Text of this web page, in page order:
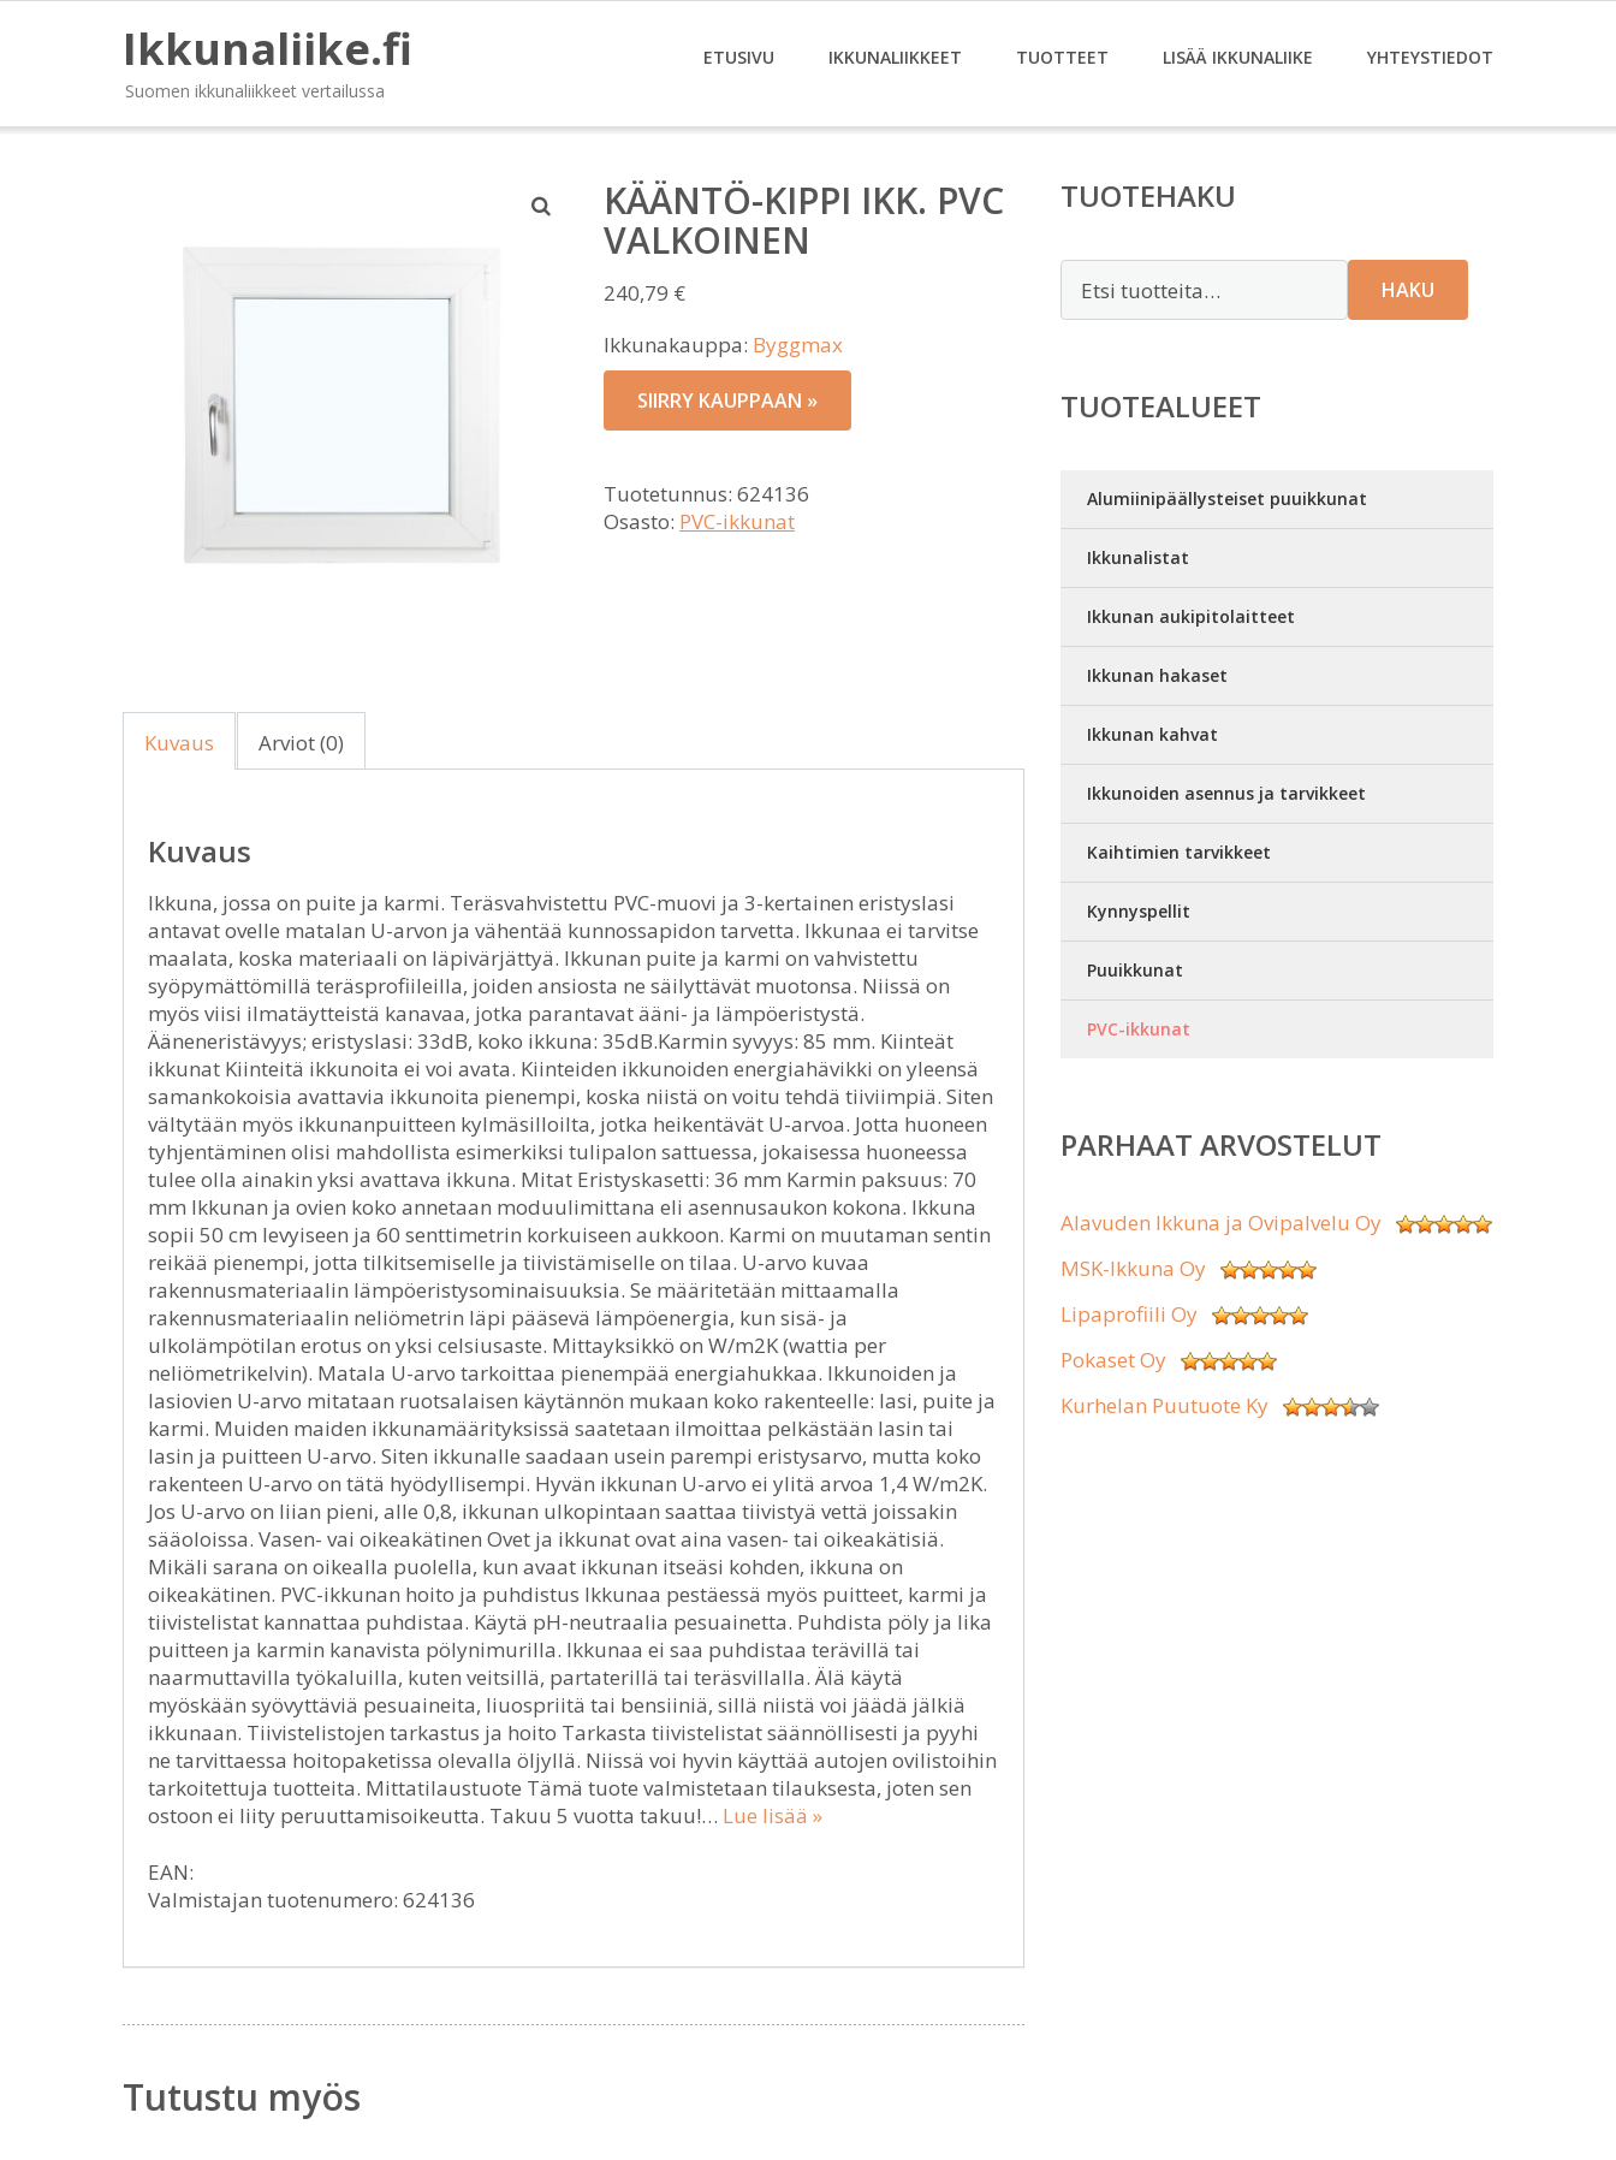
Ikkunaliike.fi
Suomen ikkunaliikkeet vertailussa
ETUSIVU IKKUNALIIKKEET TUOTTEET LISÄÄ IKKUNALIIKE YHTEYSTIEDOT
KÄÄNTÖ-KIPPI IKK. PVC
VALKOINEN
240,79 €
Ikkunakauppa: Byggmax
SIIRRY KAUPPAAN »
Tuotetunnus: 624136
Osasto: PVC-ikkunat
Kuvaus Arviot (0)
Kuvaus
Ikkuna, jossa on puite ja karmi. Teräsvahvistettu PVC-muovi ja 3-kertainen eristyslasi
antavat ovelle matalan U-arvon ja vähentää kunnossapidon tarvetta. Ikkunaa ei tarvitse
maalata, koska materiaali on läpivärjättyä. Ikkunan puite ja karmi on vahvistettu
syöpymättömillä teräsprofiileilla, joiden ansiosta ne säilyttävät muotonsa. Niissä on
myös viisi ilmatäytteistä kanavaa, jotka parantavat ääni- ja lämpöeristystä.
Ääneneristävyys; eristyslasi: 33dB, koko ikkuna: 35dB.Karmin syvyys: 85 mm. Kiinteät
ikkunat Kiinteitä ikkunoita ei voi avata. Kiinteiden ikkunoiden energiahävikki on yleensä
samankokoisia avattavia ikkunoita pienempi, koska niistä on voitu tehdä tiiviimpiä. Siten
vältytään myös ikkunanpuitteen kylmäsilloilta, jotka heikentävät U-arvoa. Jotta huoneen
tyhjentäminen olisi mahdollista esimerkiksi tulipalon sattuessa, jokaisessa huoneessa
tulee olla ainakin yksi avattava ikkuna. Mitat Eristyskasetti: 36 mm Karmin paksuus: 70
mm Ikkunan ja ovien koko annetaan moduulimittana eli asennusaukon kokona. Ikkuna
sopii 50 cm levyiseen ja 60 senttimetrin korkuiseen aukkoon. Karmi on muutaman sentin
reikää pienempi, jotta tilkitsemiselle ja tiivistämiselle on tilaa. U-arvo kuvaa
rakennusmateriaalin lämpöeristysominaisuuksia. Se määritetään mittaamalla
rakennusmateriaalin neliömetrin läpi pääsevä lämpöenergia, kun sisä- ja
ulkolämpötilan erotus on yksi celsiusaste. Mittayksikkö on W/m2K (wattia per
neliömetrikelvin). Matala U-arvo tarkoittaa pienempää energiahukkaa. Ikkunoiden ja
lasiovien U-arvo mitataan ruotsalaisen käytännön mukaan koko rakenteelle: lasi, puite ja
karmi. Muiden maiden ikkunamäärityksissä saatetaan ilmoittaa pelkästään lasin tai
lasin ja puitteen U-arvo. Siten ikkunalle saadaan usein parempi eristysarvo, mutta koko
rakenteen U-arvo on tätä hyödyllisempi. Hyvän ikkunan U-arvo ei ylitä arvoa 1,4 W/m2K.
Jos U-arvo on liian pieni, alle 0,8, ikkunan ulkopintaan saattaa tiivistyä vettä joissakin
sääoloissa. Vasen- vai oikeakätinen Ovet ja ikkunat ovat aina vasen- tai oikeakätisiä.
Mikäli sarana on oikealla puolella, kun avaat ikkunan itseäsi kohden, ikkuna on
oikeakätinen. PVC-ikkunan hoito ja puhdistus Ikkunaa pestäessä myös puitteet, karmi ja
tiivistelistat kannattaa puhdistaa. Käytä pH-neutraalia pesuainetta. Puhdista pöly ja lika
puitteen ja karmin kanavista pölynimurilla. Ikkunaa ei saa puhdistaa terävillä tai
naarmuttavilla työkaluilla, kuten veitsillä, partaterillä tai teräsvillalla. Älä käytä
myöskään syövyttäviä pesuaineita, liuospriitä tai bensiiniä, sillä niistä voi jäädä jälkiä
ikkunaan. Tiivistelistojen tarkastus ja hoito Tarkasta tiivistelistat säännöllisesti ja pyyhi
ne tarvittaessa hoitopaketissa olevalla öljyllä. Niissä voi hyvin käyttää autojen ovilistoihin
tarkoitettuja tuotteita. Mittatilaustuote Tämä tuote valmistetaan tilauksesta, joten sen
ostoon ei liity peruuttamisoikeutta. Takuu 5 vuotta takuu!… Lue lisää »
EAN:
Valmistajan tuotenumero: 624136
Tutustu myös
TUOTEHAKU
HAKU
TUOTEALUEET
Alumiinipäällysteiset puuikkunat
Ikkunalistat
Ikkunan aukipitolaitteet
Ikkunan hakaset
Ikkunan kahvat
Ikkunoiden asennus ja tarvikkeet
Kaihtimien tarvikkeet
Kynnyspellit
Puuikkunat
PVC-ikkunat
PARHAAT ARVOSTELUT
Alavuden Ikkuna ja Ovipalvelu Oy
MSK-Ikkuna Oy
Lipaprofiili Oy
Pokaset Oy
Kurhelan Puutuote Ky